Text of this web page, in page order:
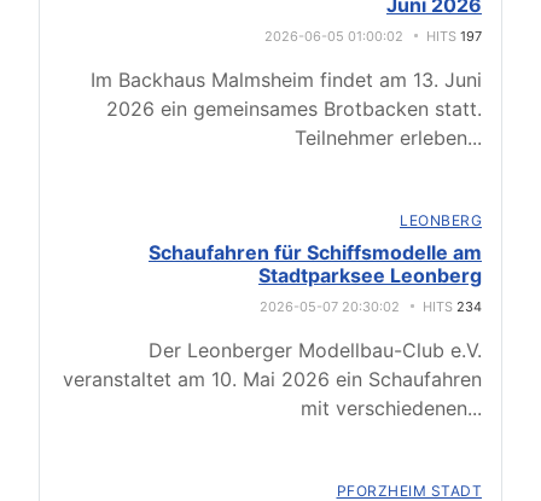
Juni 2026
2026-06-05 01:00:02 HITS 197
Im Backhaus Malmsheim findet am 13. Juni
2026 ein gemeinsames Brotbacken statt.
Teilnehmer erleben...
LEONBERG
Schaufahren für Schiffsmodelle am
Stadtparksee Leonberg
2026-05-07 20:30:02 HITS 234
Der Leonberger Modellbau-Club e.V.
veranstaltet am 10. Mai 2026 ein Schaufahren
mit verschiedenen...
PFORZHEIM STADT